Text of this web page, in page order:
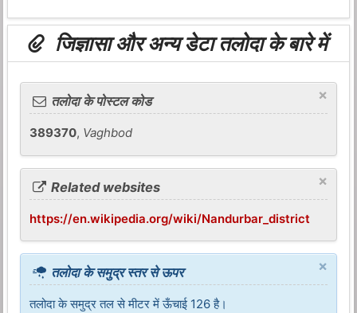
जिज्ञासा और अन्य डेटा तलोदा के बारे में
×
तलोदा के पोस्टल कोड
389370, Vaghbod
×
Related websites
https://en.wikipedia.org/wiki/Nandurbar_district
×
तलोदा के समुद्र स्तर से ऊपर
तलोदा के समुद्र तल से मीटर में ऊँचाई 126 है।